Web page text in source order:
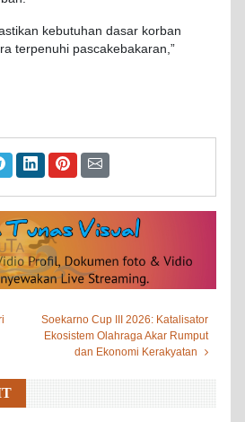
kebutuhan dasar korban
terpenuhi pascakebakaran,”
Soekarno Cup III 2026: Katalisator
Ekosistem Olahraga Akar Rumput
dan Ekonomi Kerakyatan